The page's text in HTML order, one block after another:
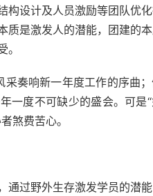
构设计及人员激励等团队优
质是激发人的潜能，团建的
奏响新一年度工作的序曲
一度不可缺少的盛会。可是
煞费苦心。
通过野外生存激发学员的潜